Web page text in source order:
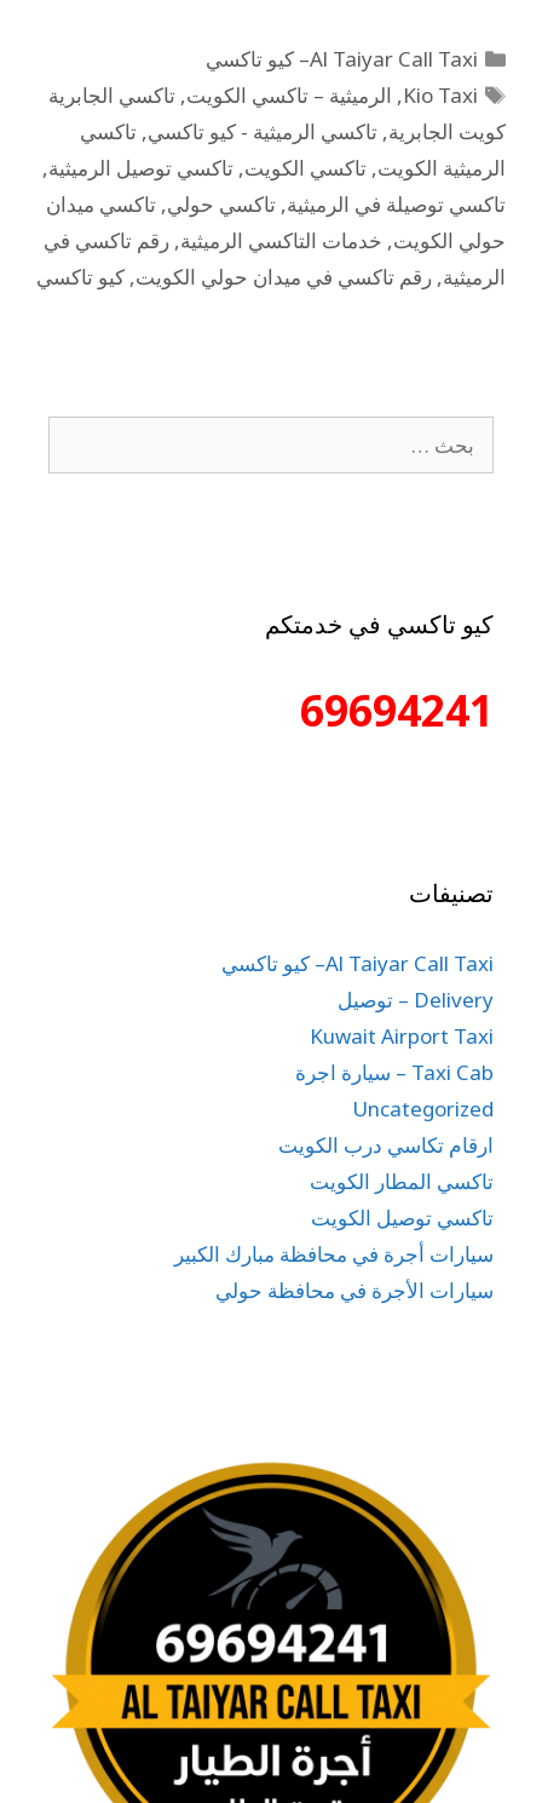
Al Taiyar Call Taxi– كيو تاكسي
Kio Taxi
, الرميثية – تاكسي الكويت,تاكسي الجابرية
كويت الجابرية, تاكسي الرميثية - كيو تاكسي, تاكسي
الرميثية الكويت, تاكسي الكويت, تاكسي توصيل الرميثية,
تاكسي توصيلة في الرميثية, تاكسي حولي, تاكسي ميدان
حولي الكويت, خدمات التاكسي الرميثية, رقم تاكسي في
الرميثية, رقم تاكسي في ميدان حولي الكويت, كيو تاكسي
كيو تاكسي في خدمتكم
69694241
تصنيفات
Al Taiyar Call Taxi– كيو تاكسي
Delivery – توصيل
Kuwait Airport Taxi
Taxi Cab – سيارة اجرة
Uncategorized
ارقام تكاسي درب الكويت
تاكسي المطار الكويت
تاكسي توصيل الكويت
سيارات أجرة في محافظة مبارك الكبير
سيارات الأجرة في محافظة حولي